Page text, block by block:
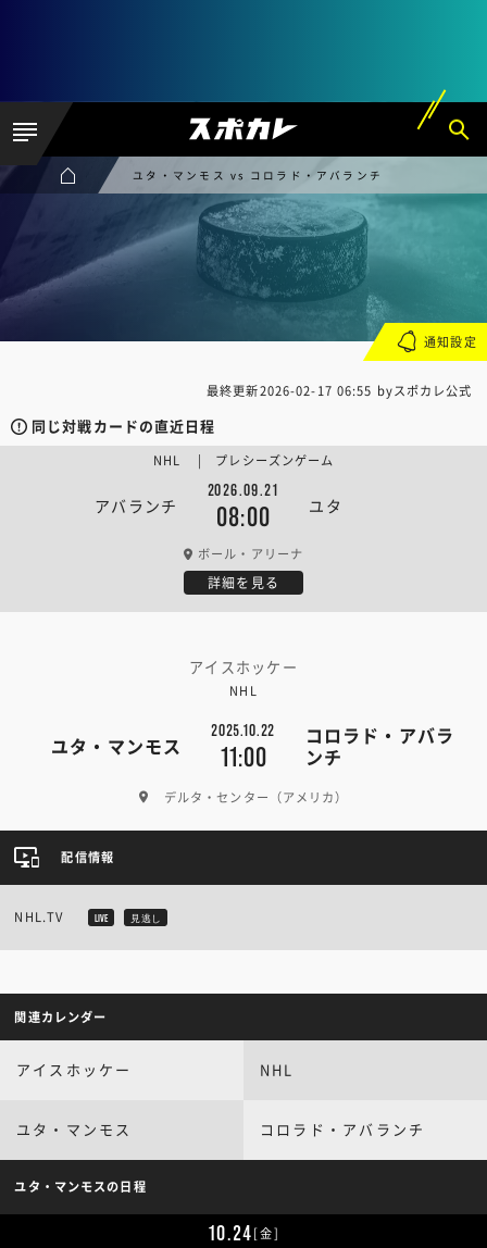
ユタ・マンモス vs コロラド・アバランチ
最終更新2026-02-17 06:55 byスポカレ公式
同じ対戦カードの直近日程
アバランチ
2026.09.21
08:00 ユタ
NHL | プレシーズンゲーム
ボール・アリーナ
詳細を見る
アイスホッケー
NHL
ユタ・マンモス
2025.10.22
11:00
コロラド・アバラ
ンチ
デルタ・センター（アメリカ）
通知設定
配信情報
NHL.TV LIVE 見逃し
関連カレンダー
アイスホッケー NHL
ユタ・マンモス コロラド・アバランチ
ユタ・マンモスの日程
10.24[金]